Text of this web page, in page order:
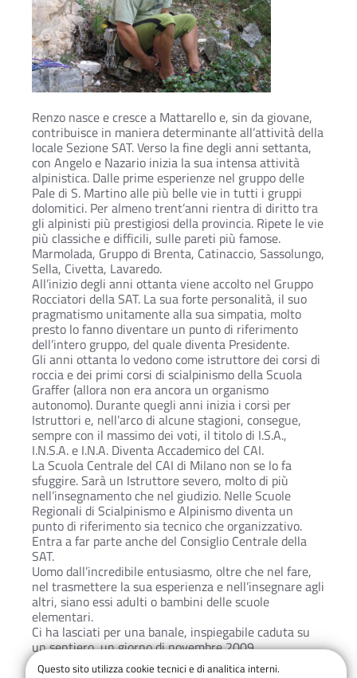
Renzo nasce e cresce a Mattarello e, sin da giovane,
contribuisce in maniera determinante all’attività della
locale Sezione SAT. Verso la fine degli anni settanta,
con Angelo e Nazario inizia la sua intensa attività
alpinistica. Dalle prime esperienze nel gruppo delle
Pale di S. Martino alle più belle vie in tutti i gruppi
dolomitici. Per almeno trent’anni rientra di diritto tra
gli alpinisti più prestigiosi della provincia. Ripete le vie
più classiche e difficili, sulle pareti più famose.
Marmolada, Gruppo di Brenta, Catinaccio, Sassolungo,
Sella, Civetta, Lavaredo.
All’inizio degli anni ottanta viene accolto nel Gruppo
Rocciatori della SAT. La sua forte personalità, il suo
pragmatismo unitamente alla sua simpatia, molto
presto lo fanno diventare un punto di riferimento
dell’intero gruppo, del quale diventa Presidente.
Gli anni ottanta lo vedono come istruttore dei corsi di
roccia e dei primi corsi di scialpinismo della Scuola
Graffer (allora non era ancora un organismo
autonomo). Durante quegli anni inizia i corsi per
Istruttori e, nell’arco di alcune stagioni, consegue,
sempre con il massimo dei voti, il titolo di I.S.A.,
I.N.S.A. e I.N.A. Diventa Accademico del CAI.
La Scuola Centrale del CAI di Milano non se lo fa
sfuggire. Sarà un Istruttore severo, molto di più
nell’insegnamento che nel giudizio. Nelle Scuole
Regionali di Scialpinismo e Alpinismo diventa un
punto di riferimento sia tecnico che organizzativo.
Entra a far parte anche del Consiglio Centrale della
SAT.
Uomo dall’incredibile entusiasmo, oltre che nel fare,
nel trasmettere la sua esperienza e nell’insegnare agli
altri, siano essi adulti o bambini delle scuole
elementari.
Ci ha lasciati per una banale, inspiegabile caduta su
un sentiero, un giorno di novembre 2009.
Grazie di tutto, Renzo.
Questo sito utilizza cookie tecnici e di analitica interni.